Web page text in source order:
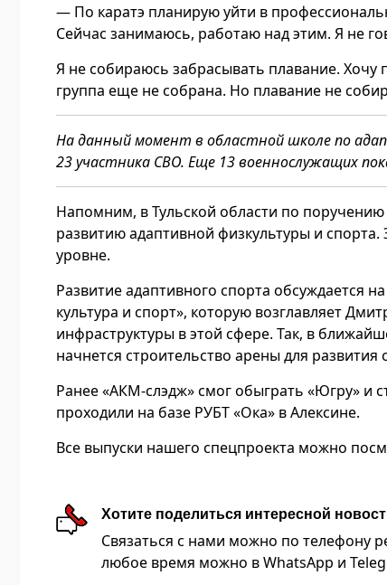
— По каратэ планирую уйти в
Сейчас занимаюсь, работаю над этим. Я не
Я не собираюсь забрасывать плавание.
группа еще не собрана. Но плавание не
На данный момент в областной школе по
23 участника СВО. Еще 13 военнослужащих
Напомним, в Тульской области по
развитию адаптивной физкультуры и
уровне.
Развитие адаптивного спорта обсуждается
культура и спорт», которую возглавляет
инфраструктуры в этой сфере. Так, в
начнется строительство арены для развития
Ранее «АКМ-слэдж» смог обыграть «Югру» и
проходили на базе РУБТ «Ока» в Алексине.
Все выпуски нашего спецпроекта можно
Хотите поделиться интересной
Связаться с нами можно по телефону
любое время можно в WhatsApp и